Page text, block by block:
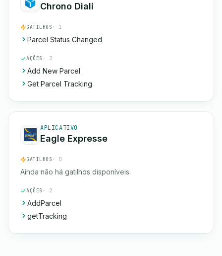
Chrono Diali
GATILHOS · 1
Parcel Status Changed
AÇÕES · 2
Add New Parcel
Get Parcel Tracking
APLICATIVO
Eagle Expresse
GATILHOS · 0
Ainda não há gatilhos disponíveis.
AÇÕES · 2
AddParcel
getTracking